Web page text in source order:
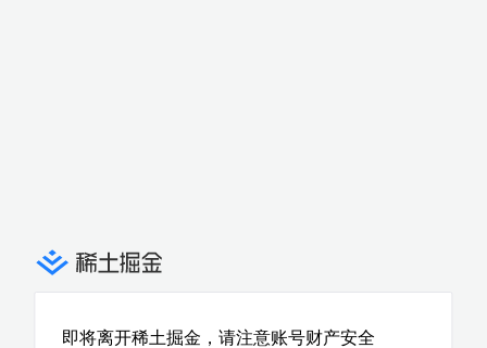
即将离开稀土掘金，请注意账号财产安全